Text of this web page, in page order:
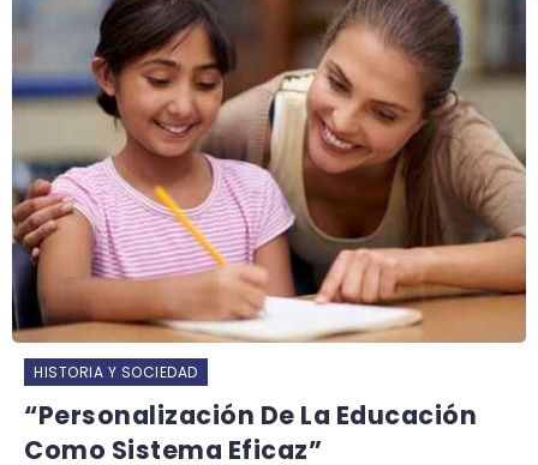
HISTORIA Y SOCIEDAD
“Personalización De La Educación
Como Sistema Eficaz”